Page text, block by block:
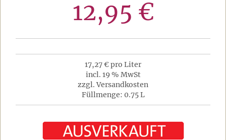
12,95 €
17,27 € pro Liter
incl. 19 % MwSt
zzgl. Versandkosten
Füllmenge: 0.75 L